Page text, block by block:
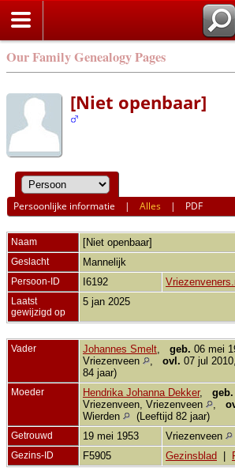
Our Family Genealogy Pages
[Niet openbaar]
Persoonlijke informatie |Alles | PDF
Naam [Niet openbaar]
Geslacht Mannelijk
Persoon-ID I6192
Laatst
gewijzigd op
5 jan 2025
Vader Johannes Smelt geb. 06 mei
Vriezenveen
ovl. 07 jul
84 jaar)
Moeder Hendrika Johanna Dekker, geb.
Vriezenveen, Vriezenveen
Wierden
(Leeftijd 82 jaar)
Getrouwd 19 mei 1953 Vriezenveen
Gezins-ID F5905 Gezinsblad